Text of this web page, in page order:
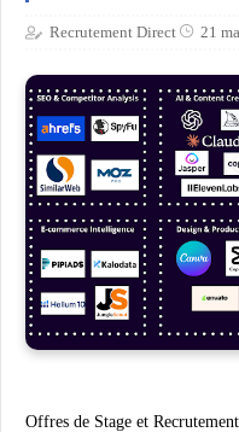
Recrutement Direct 21
Offres de Stage et